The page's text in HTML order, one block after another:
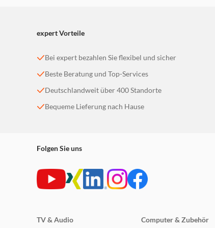
expert Vorteile
Bei expert bezahlen Sie flexibel und sicher
Beste Beratung und Top-Services
Deutschlandweit über 400 Standorte
Bequeme Lieferung nach Hause
Folgen Sie uns
TV & Audio
Computer & Zubehör